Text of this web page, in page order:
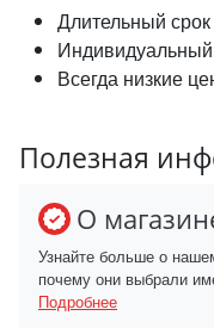
Длительный
Всегда низкие
Полезная
О
Узнайте больше о
почему они выбрали
Подробнее